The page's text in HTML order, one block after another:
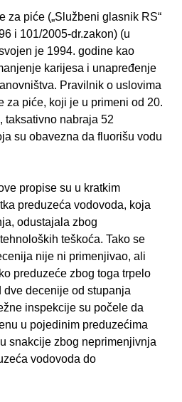
za piće („Službeni glasnik RS“
i 101/2005-dr.zakon) (u
je 1994. godine kao
karijesa i unapređenje
Pravilnik o uslovima
za piće, koji je u primeni od 20.
taksativno nabraja 52
su obavezna da fluorišu vodu
propise su u kratkim
preduzeća vodovoda, koja
odustajala zbog
teškoća. Tako se
nije ni primenjivao, ali
preduzeće zbog toga trpelo
decenije od stupanja
inspekcije su počele da
u pojedinim preduzećima
snakcije zbog neprimenjivnja
vodovoda do